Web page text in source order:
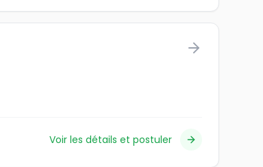
Voir les détails et postuler